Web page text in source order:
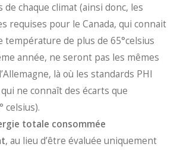
chaque climat (ainsi donc, les
requises pour le Canada, qui connait
température de plus de 65°celsius
année, ne seront pas les mêmes
là où les standards PHI
ne connaît des écarts que
celsius).
totale consommée
, au lieu d’être évaluée uniquement